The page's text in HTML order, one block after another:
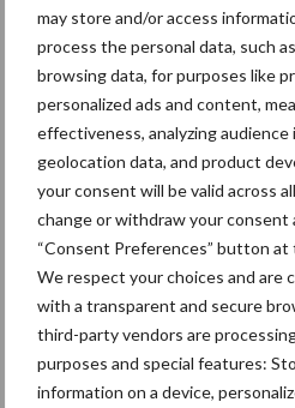
may store and/or access
process the personal data, such
browsing data, for purposes like
personalized ads and content,
effectiveness, analyzing
geolocation data, and product
your consent will be valid across
change or withdraw your consent
“Consent Preferences” button
We respect your choices and are
with a transparent and secure
third-party vendors are
purposes and special features:
information on a device,
Bewustwording en training: Zorg
klanten goed geïnformeerd zijn
Samenwerking en evaluatie:
en evalueer regelmatig het
verbetering te waarborgen.
Technologische innovaties: Blijf
nieuwste technologische
de praktijk.
Met deze tips en door gebruik te
ondersteuningsmogelijkheden die